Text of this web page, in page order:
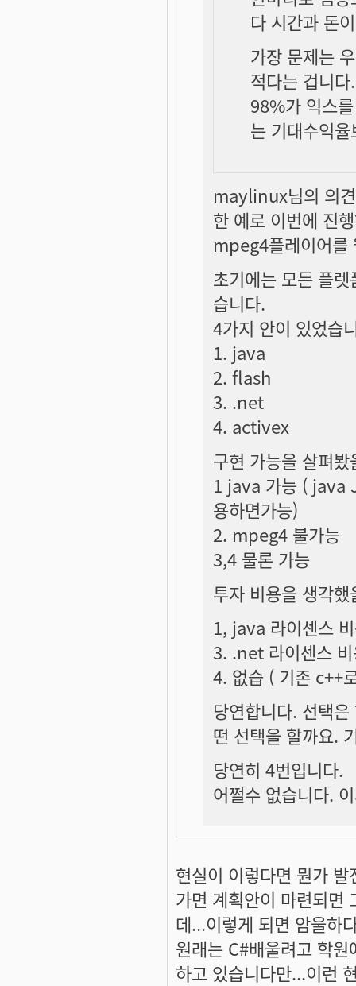
다 시간과 돈
가장 문제는
적다는 겁니다.
98%가 익스
는 기대수익
maylinux님의 의
한 예로 이번에 진
mpeg4플레이어를
초기에는 모든 플
습니다.
4가지 안이 있었습
1. java
2. flash
3. .net
4. activex
구현 가능을 살펴
1 java 가능 ( java
용하면가능)
2. mpeg4 불가능
3,4 물론 가능
투자 비용을 생각했
1, java 라이센스
3. .net 라이센스
4. 없습 ( 기존 c++
당연합니다. 선택
떤 선택을 할까요.
당연히 4번입니다.
어쩔수 없습니다.
현실이 이렇다면 뭔가
가면 계획안이 마련되면
데...이렇게 되면 암울하
원래는 C#배울려고 학
하고 있습니다만...이런